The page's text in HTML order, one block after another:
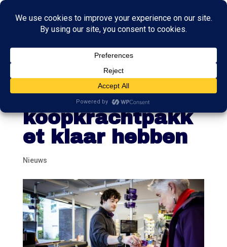
Kabinet wil nog
deze week
koopkrachtpakk
et klaar hebben
Nieuws